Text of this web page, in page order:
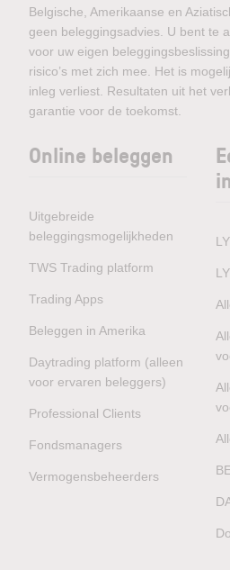
Belgische, Amerikaanse en
geen beleggingsadvies. U bent te
voor uw eigen
risico’s met zich mee. Het is
inleg verliest. Resultaten uit het
garantie voor de toekomst.
Online beleggen
Uitgebreide
beleggingsmogelijkheden
TWS Trading platform
Trading Apps
Beleggen in Amerika
Daytrading platform (alleen
voor ervaren beleggers)
Professional Clients
Fondsmanagers
Vermogensbeheerders